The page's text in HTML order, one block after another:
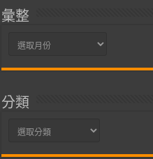
彙整
彙
分類
分